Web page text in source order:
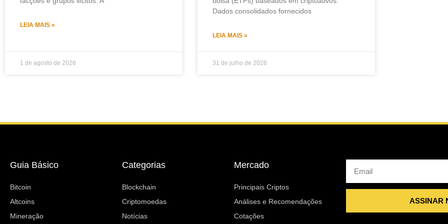
LEIA MAIS »
1 de agosto de 2026
Dados consolidados fornecidos
LEIA MAIS »
31 de julho de 2026
Guia Básico
Bitcoin
Altcoins
Mineração
Categorias
Blockchain
Criptomoedas
Notícias
Mercado
Principais Criptos
Análises e Recomendações
Cotações
ASSINAR